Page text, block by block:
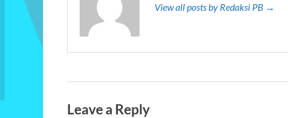
View all posts by Redaksi PB →
Leave a Reply